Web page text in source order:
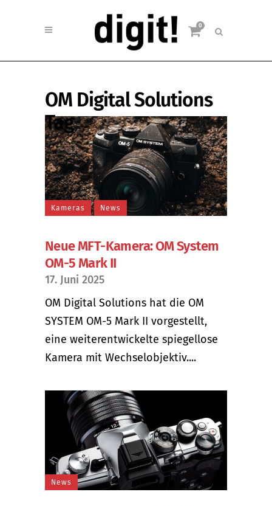
0
OM Digital Solutions
Tag
Kameras News
Neue MFT-Kamera: OM System
OM-5 Mark II
17. Juni 2025
OM Digital Solutions hat die OM
SYSTEM OM-5 Mark II vorgestellt,
eine weiterentwickelte spiegellose
Kamera mit Wechselobjektiv....
News